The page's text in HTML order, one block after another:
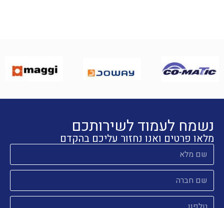
נשמח לעמוד לשירותכם
מלאו פרטים ואנו נחזור עליכם בהקדם